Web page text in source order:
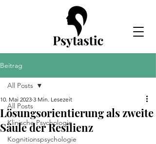
Beitrag
All Posts
Klinische Psychologie
Kognitionspsychologie
All Posts
Lösungsorientierung als zweite
Säule der Resilienz
10. Mai 2023 3 Min. Lesezeit